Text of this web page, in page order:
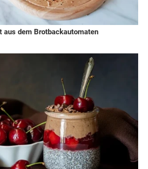
aus dem Brotbackautomaten